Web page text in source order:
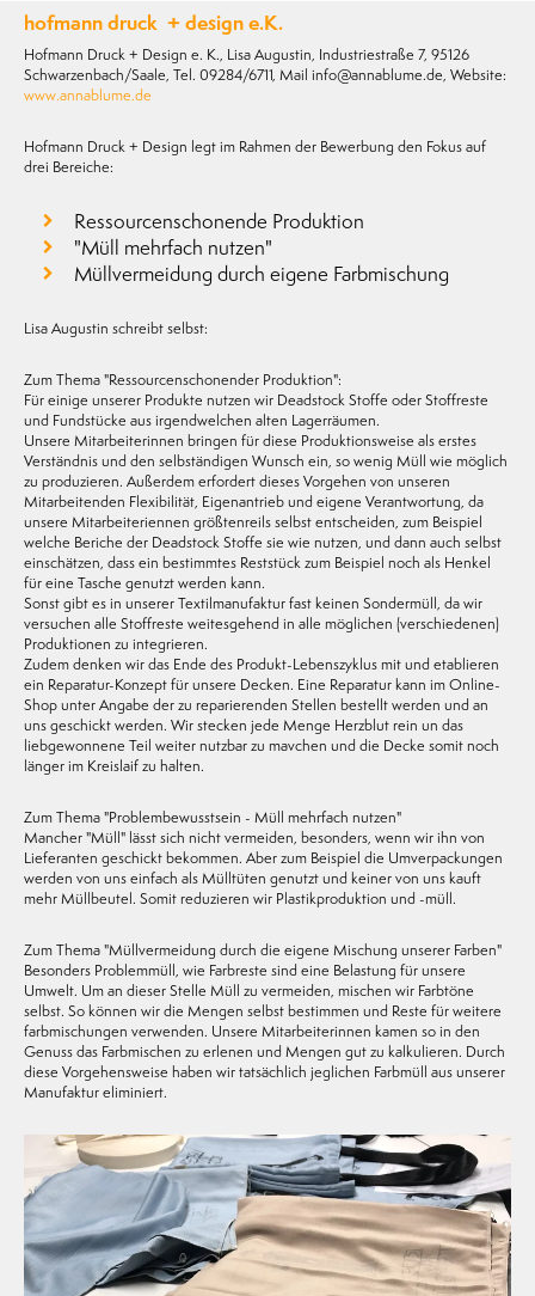
hofmann druck + design e.K.
Hofmann Druck + Design e. K., Lisa Augustin, Industriestraße 7, 95126
Schwarzenbach/Saale, Tel. 09284/6711, Mail info@annablume.de, Website:
www.annablume.de
Hofmann Druck + Design legt im Rahmen der Bewerbung den Fokus auf
drei Bereiche:
Ressourcenschonende Produktion
"Müll mehrfach nutzen"
Müllvermeidung durch eigene Farbmischung
Lisa Augustin schreibt selbst:
Zum Thema "Ressourcenschonender Produktion":
Für einige unserer Produkte nutzen wir Deadstock Stoffe oder Stoffreste
und Fundstücke aus irgendwelchen alten Lagerräumen.
Unsere Mitarbeiterinnen bringen für diese Produktionsweise als erstes
Verständnis und den selbständigen Wunsch ein, so wenig Müll wie möglich
zu produzieren. Außerdem erfordert dieses Vorgehen von unseren
Mitarbeitenden Flexibilität, Eigenantrieb und eigene Verantwortung, da
unsere Mitarbeiteriennen größtenreils selbst entscheiden, zum Beispiel
welche Beriche der Deadstock Stoffe sie wie nutzen, und dann auch selbst
einschätzen, dass ein bestimmtes Reststück zum Beispiel noch als Henkel
für eine Tasche genutzt werden kann.
Sonst gibt es in unserer Textilmanufaktur fast keinen Sondermüll, da wir
versuchen alle Stoffreste weitesgehend in alle möglichen (verschiedenen)
Produktionen zu integrieren.
Zudem denken wir das Ende des Produkt-Lebenszyklus mit und etablieren
ein Reparatur-Konzept für unsere Decken. Eine Reparatur kann im Online-
Shop unter Angabe der zu reparierenden Stellen bestellt werden und an
uns geschickt werden. Wir stecken jede Menge Herzblut rein un das
liebgewonnene Teil weiter nutzbar zu mavchen und die Decke somit noch
länger im Kreislaif zu halten.
Zum Thema "Problembewusstsein - Müll mehrfach nutzen"
Mancher "Müll" lässt sich nicht vermeiden, besonders, wenn wir ihn von
Lieferanten geschickt bekommen. Aber zum Beispiel die Umverpackungen
werden von uns einfach als Mülltüten genutzt und keiner von uns kauft
mehr Müllbeutel. Somit reduzieren wir Plastikproduktion und -müll.
Zum Thema "Müllvermeidung durch die eigene Mischung unserer Farben"
Besonders Problemmüll, wie Farbreste sind eine Belastung für unsere
Umwelt. Um an dieser Stelle Müll zu vermeiden, mischen wir Farbtöne
selbst. So können wir die Mengen selbst bestimmen und Reste für weitere
farbmischungen verwenden. Unsere Mitarbeiterinnen kamen so in den
Genuss das Farbmischen zu erlenen und Mengen gut zu kalkulieren. Durch
diese Vorgehensweise haben wir tatsächlich jeglichen Farbmüll aus unserer
Manufaktur eliminiert.